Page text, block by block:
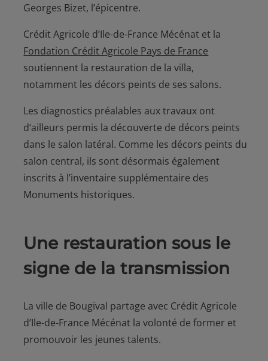
Georges Bizet, l’épicentre.
Crédit Agricole d’Ile-de-France Mécénat et la
Fondation Crédit Agricole Pays de France
soutiennent la restauration de la villa,
notamment les décors peints de ses salons.
Les diagnostics préalables aux travaux ont
d’ailleurs permis la découverte de décors peints
dans le salon latéral. Comme les décors peints du
salon central, ils sont désormais également
inscrits à l’inventaire supplémentaire des
Monuments historiques.
Une restauration sous le
signe de la transmission
La ville de Bougival partage avec Crédit Agricole
d’Ile-de-France Mécénat la volonté de former et
promouvoir les jeunes talents.